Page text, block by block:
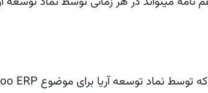
توسط نماد توسعه آریا برای موضوع ERPخانه •